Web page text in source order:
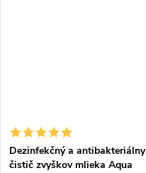
Dezinfekčný a antibakteriálny
čistič zvyškov mlieka Aqua